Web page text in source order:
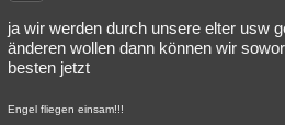
ja wir werden durch unsere elter usw
änderen wollen dann können wir
besten jetzt
Engel fliegen einsam!!!